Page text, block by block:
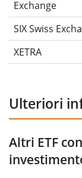
Exchange
SIX Swiss
XETRA
Ulteriori
Altri ETF